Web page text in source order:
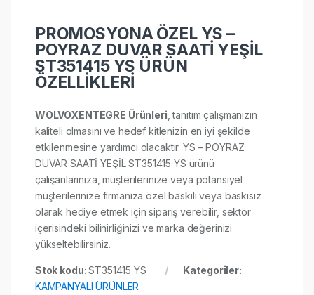
PROMOSYONA ÖZEL YS –
POYRAZ DUVAR SAATİ YEŞİL
ST351415 YS ÜRÜN
ÖZELLİKLERİ
WOLVOXENTEGRE Ürünleri , tanıtım çalışmanızın
kaliteli olmasını ve hedef kitlenizin en iyi şekilde
etkilenmesine yardımcı olacaktır. YS – POYRAZ
DUVAR SAATİ YEŞİL ST351415 YS ürünü
çalışanlarınıza, müşterilerinize veya potansiyel
müşterilerinize firmanıza özel baskılı veya baskısız
olarak hediye etmek için sipariş verebilir, sektör
içerisindeki bilinirliğinizi ve marka değerinizi
yükseltebilirsiniz.
Stok kodu:ST351415 YS
Kategoriler:
KAMPANYALI ÜRÜNLER